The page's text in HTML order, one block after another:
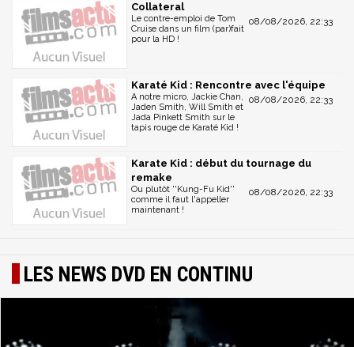
Collateral
08/08/2026, 22:33
Le contre-emploi de Tom
Cruise dans un film (par)fait
pour la HD !
Karaté Kid : Rencontre avec l'équipe
08/08/2026, 22:33
A notre micro, Jackie Chan,
Jaden Smith, Will Smith et
Jada Pinkett Smith sur le
tapis rouge de Karaté Kid !
Karate Kid : début du tournage du
remake
08/08/2026, 22:33
Ou plutôt ''Kung-Fu Kid''
comme il faut l'appeller
maintenant !
LES NEWS DVD EN CONTINU